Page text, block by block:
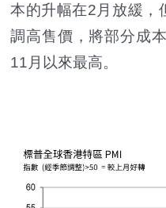
本的升幅在2月放緩，
調高售價，將部分成
11月以來最高。